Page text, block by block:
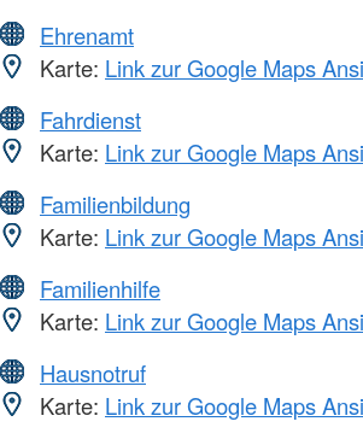
Ehrenamt
Karte: Link zur Google Maps
Fahrdienst
Karte: Link zur Google Maps
Familienbildung
Karte: Link zur Google Maps
Familienhilfe
Karte: Link zur Google Maps
Hausnotruf
Karte: Link zur Google Maps